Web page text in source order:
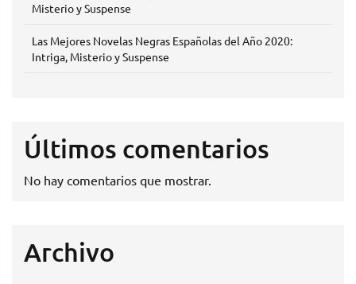
Misterio y Suspense
Las Mejores Novelas Negras Españolas del Año 2020:
Intriga, Misterio y Suspense
Últimos comentarios
No hay comentarios que mostrar.
Archivo